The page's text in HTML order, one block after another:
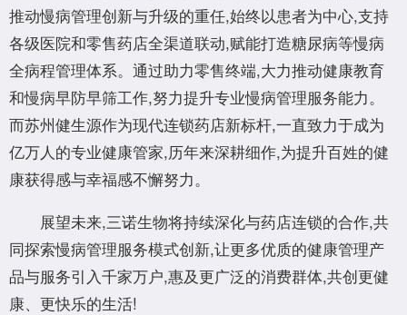
推动慢病管理创新与升级的重任,始终以患者为中心,支持
各级医院和零售药店全渠道联动,赋能打造糖尿病等慢病
全病程管理体系。通过助力零售终端,大力推动健康教育
和慢病早防早筛工作,努力提升专业慢病管理服务能力。
而苏州健生源作为现代连锁药店新标杆,一直致力于成为
亿万人的专业健康管家,历年来深耕细作,为提升百姓的健
康获得感与幸福感不懈努力。
展望未来,三诺生物将持续深化与药店连锁的合作,共
同探索慢病管理服务模式创新,让更多优质的健康管理产
品与服务引入千家万户,惠及更广泛的消费群体,共创更健
康、更快乐的生活!